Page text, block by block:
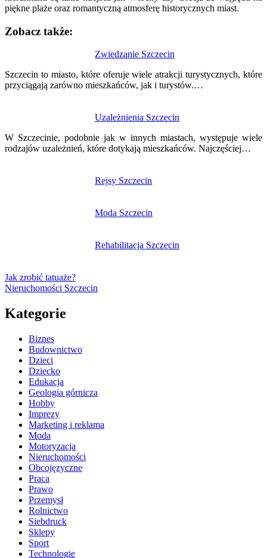
piękne plaże oraz romantyczną atmosferę historycznych miast.
Zobacz także:
Zwiedzanie Szczecin
Szczecin to miasto, które oferuje wiele atrakcji turystycznych, które
przyciągają zarówno mieszkańców, jak i turystów.…
Uzależnienia Szczecin
W Szczecinie, podobnie jak w innych miastach, występuje wiele
rodzajów uzależnień, które dotykają mieszkańców. Najczęściej…
Rejsy Szczecin
Moda Szczecin
Rehabilitacja Szczecin
wpisu
Jak zrobić tatuaże?
Nieruchomości Szczecin
Kategorie
Biznes
Budownictwo
Dzieci
Dziecko
Edukacja
Geologia górnicza
Hobby
Imprezy
Marketing i reklama
Moda
Motoryzacja
Nieruchomości
Obcojęzyczne
Praca
Prawo
Przemysł
Rolnictwo
Siebdruck
Sklepy
Sport
Technologie